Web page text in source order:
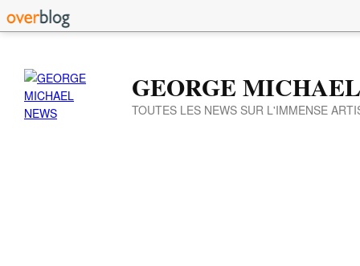
GEORGE
TOUTES LES NEWS SUR L'IMMENSE